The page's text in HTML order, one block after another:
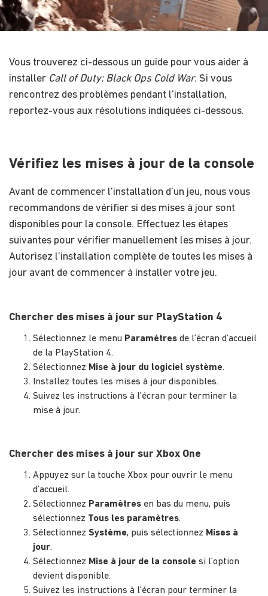
Vous trouverez ci-dessous un guide pour vous aider à
installer Call of Duty: Black Ops Cold War. Si vous
rencontrez des problèmes pendant l’installation,
reportez-vous aux résolutions indiquées ci-dessous.
Vérifiez les mises à jour de la console
Avant de commencer l’installation d’un jeu, nous vous
recommandons de vérifier si des mises à jour sont
disponibles pour la console. Effectuez les étapes
suivantes pour vérifier manuellement les mises à jour.
Autorisez l’installation complète de toutes les mises à
jour avant de commencer à installer votre jeu.
Chercher des mises à jour sur PlayStation 4
Sélectionnez le menu Paramètres de l’écran d’accueil
de la PlayStation 4.
Sélectionnez Mise à jour du logiciel système.
Installez toutes les mises à jour disponibles.
Suivez les instructions à l'écran pour terminer la
mise à jour.
Chercher des mises à jour sur Xbox One
Appuyez sur la touche Xbox pour ouvrir le menu
d’accueil.
Sélectionnez Paramètres en bas du menu, puis
sélectionnez Tous les paramètres.
Sélectionnez Système, puis sélectionnez Mises à
jour.
Sélectionnez Mise à jour de la console si l’option
devient disponible.
Suivez les instructions à l'écran pour terminer la